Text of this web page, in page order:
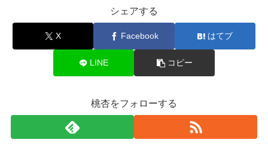
シェアする
X Facebook はてブ
LINE コピー
桃杏をフォローする